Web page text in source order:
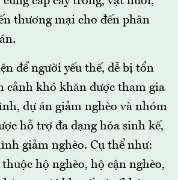
thương mại cho đến phân
để người yếu thế, dễ bị tổn
cảnh khó khăn được tham gia
dự án giảm nghèo và nhóm
hỗ trợ đa dạng hóa sinh kế,
giảm nghèo. Cụ thể như:
hộ nghèo, hộ cận nghèo,